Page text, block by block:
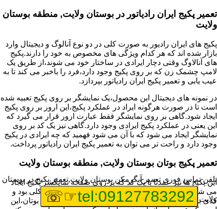
تعمیر پکیج ایران رادیاتور در بوستان ولایت, منطقه بوستان
ولایت
پکیج های ایران رادیور به صورت کلی در دو نوع آنالوگ و دیجیتال وارد
بازار شده اند که هر کدام ویژگی های مخصوص به خود را دارند.پکیج
های آنالاوگ وقتی دچار ایرادی در ساختار خود می شوند،از طریق یک
لامپ چشمک زن که بر روی پکیج وجود دارد،فرد را باخبر می کند تا به
عیب یابی و تعمیر پکیج ایران رادیاتور بپردازد.
در نمونه های دیجیتال این محصول،یک نمایشگر بر روی پکیج تعبیه شده
است تا در صورت هرگونه ایراد در عملکرد پکیج،این ارور بر روی پکیج
ایجاد شود.گاهی بر روی نمایشگر فقط عبارت ارور قرار می گیرد که
این یعنی در عملکرد پکیج ایرادی وجود دارد.گاهی نیز یک کد بر روی
نمایشگر ایجاد می شود که با آن می شود فهمید که چه ایرادی در پکیج
وجود دارد و راحت تر می توان به تعمیر پکیج ایران رادیاتور پرداخت.
تعمیر پکیج بوتان بوستان ولایت, منطقه بوستان ولایت
این پکیج ها نیز عمدتا با یک کد که بر روی صفحه نمایگشر پکیج ایجاد
می شود،قابل شناسایی هستند و اگر پکیج شما دارای مشکلی بود و
کدی برای شما نمایش داده شد،اولین کار برای تعمیر پکیج بوتان،این
تلفن تماس فوری تعمیر آبگرمکن بوستان ولایت,تعمیر پکیج در بوستان
ولایت tel:09127783292
☞☏